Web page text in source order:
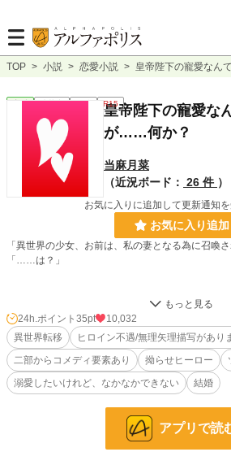
TOP > 小説 > 恋愛小説 > 皇帝陛下の寵愛なん
恋愛 連載中 長編 R15
皇帝陛下の寵愛な
が……何か？
当麻月菜
（近況ボード： 26 件 ）
お気に入りに追加して更新通知
お気に入り追加
「異世界の少女、お前は、私の妻となる為に召喚
「……は？」
下校途中、いつもより１本早い電車に飛び乗ろう
き かれん）はなぜかわからないけれど、異世界に
しかも突然異世界へ召喚された佳蓮に待っていた
の意味不明な宣言で。
戸惑うばかりの佳蓮だったけれど、月日が経つう
り、それを受け入れる。そして日本から遙か遠い
「ちょっ、いや待って、皇帝陛下の寵愛なんてい
24h.ポイント 35pt
10,032
異世界転移
ヒロイン不遇/無理矢理描写があり
二部からコメディ要素あり
拗らせヒーロー
溺愛したいけれど、なかなかできない
結婚
アプリで読